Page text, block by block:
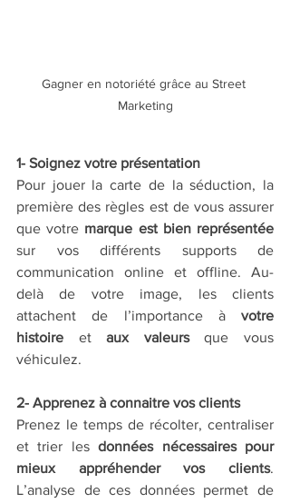
Gagner en notoriété grâce au Street
Marketing
1- Soignez votre présentation
Pour jouer la carte de la séduction, la
première des règles est de vous assurer
que votre marque est bien représentée
sur vos différents supports de
communication online et offline. Au-
delà de votre image, les clients
attachent de l’importance à votre
histoire et aux valeurs que vous
véhiculez.
2- Apprenez à connaitre vos clients
Prenez le temps de récolter, centraliser
et trier les données nécessaires pour
mieux appréhender vos clients.
L’analyse de ces données permet de